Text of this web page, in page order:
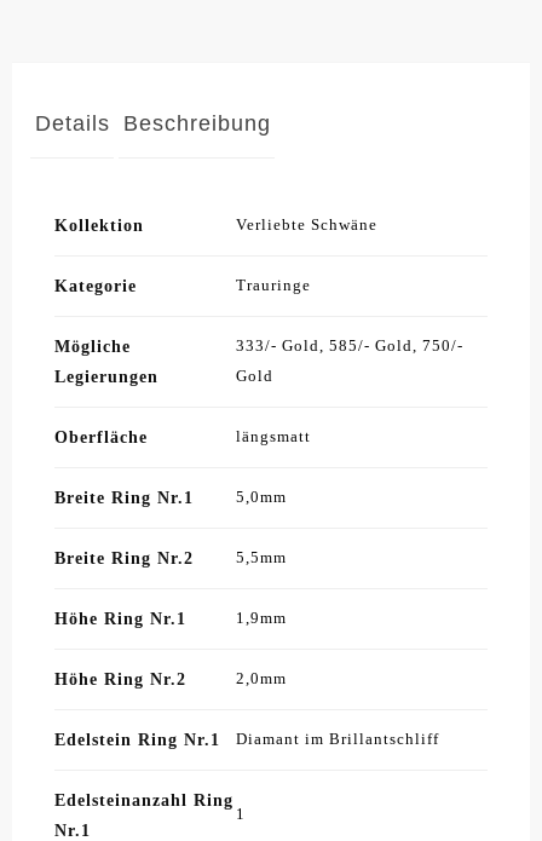
Details Beschreibung
Kollektion Verliebte Schwäne
Kategorie Trauringe
Mögliche
Legierungen
333/- Gold, 585/- Gold, 750/-
Gold
Oberfläche längsmatt
Breite Ring Nr.1 5,0mm
Breite Ring Nr.2 5,5mm
Höhe Ring Nr.1 1,9mm
Höhe Ring Nr.2 2,0mm
Edelstein Ring Nr.1 Diamant im Brillantschliff
Edelsteinanzahl Ring
Nr.1
1